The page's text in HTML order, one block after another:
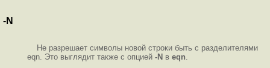
-N
Не разрешает символы новой строки быть с разделителями
eqn. Это выглядит также с опцией -N в eqn.